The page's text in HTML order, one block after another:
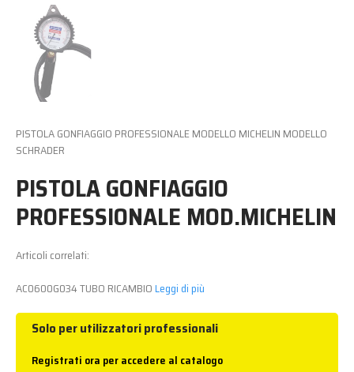
PISTOLA GONFIAGGIO PROFESSIONALE MODELLO MICHELIN MODELLO
SCHRADER
PISTOLA GONFIAGGIO
PROFESSIONALE MOD.MICHELIN
Articoli correlati:
AC0600G034 TUBO RICAMBIOLeggi di più
Solo per utilizzatori professionali
Registrati ora per accedere al catalogo